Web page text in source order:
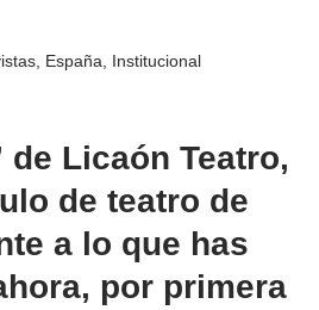
España Institucional
de Licaón Teatro,
de teatro de
a lo que has
por primera